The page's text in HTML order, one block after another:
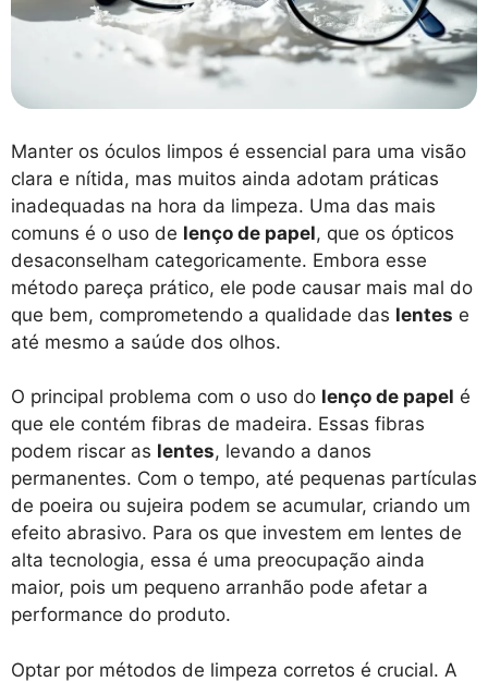
Manter os óculos limpos é essencial para uma visão
clara e nítida, mas muitos ainda adotam práticas
inadequadas na hora da limpeza. Uma das mais
comuns é o uso de lenço de papel, que os ópticos
desaconselham categoricamente. Embora esse
método pareça prático, ele pode causar mais mal do
que bem, comprometendo a qualidade das lentes e
até mesmo a saúde dos olhos.
O principal problema com o uso do lenço de papel é
que ele contém fibras de madeira. Essas fibras
podem riscar as lentes, levando a danos
permanentes. Com o tempo, até pequenas partículas
de poeira ou sujeira podem se acumular, criando um
efeito abrasivo. Para os que investem em lentes de
alta tecnologia, essa é uma preocupação ainda
maior, pois um pequeno arranhão pode afetar a
performance do produto.
Optar por métodos de limpeza corretos é crucial. A